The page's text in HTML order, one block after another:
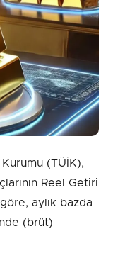
(TÜİK),
Reel Getiri
aylık bazda
(brüt)